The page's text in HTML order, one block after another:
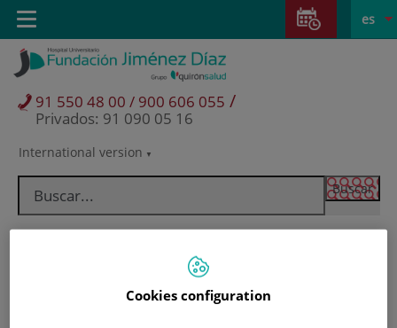
Saltar al contenido
Saltar
contenido
Selector
idioma
activo
es
International version
91 550 48 00 / 900 606 055 /
Privados: 91 090 05 16
Toggle
navigation
Cookies configuration